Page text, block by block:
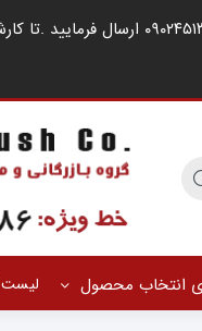
مشتریان گرامی ، در صورت اشغال خطوط کارشناسان فروش ، لطفا درخواست خود را از
انتخاب محصول